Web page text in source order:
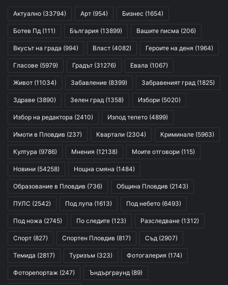
Актуално (33794) Арт (954) Бизнес (1654)
Ботев Пд (111) България (13899) Вашите писма (206)
Вкусът на града (994) Власт (4082) Героите на деня (1964)
Гласове (5979) Градът (31276) Евала (1067)
Живот (11034) Забавление (8399) Забравеният град (1825)
Здраве (3890) Зелен град (1358) Избори (5020)
Избор на редактора (2410) Изпод тепето (4899)
Имоти в Пловдив (237) Квартали (2304) Криминале (5963)
Култура (9786) Мнения (12138) Моите отговори (115)
Новини (54258) Нощна смяна (1484)
Образование в Пловдив (736) Община Пловдив (2143)
ПУЛС (2542) Под лупа (1613) Под небето (6493)
Под ножа (2745) По следите (123) Разследване (1312)
Спорт (827) Спортен Пловдив (817) Съд (2907)
Темида (2817) Туризъм (323) Фотогалерия (174)
Фоторепортаж (247) Ъндърграунд (89)